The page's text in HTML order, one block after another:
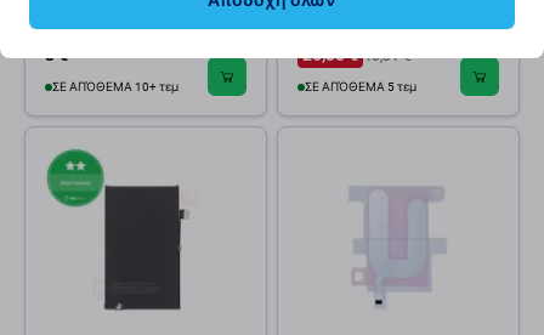
3 €
ΣΕ ΑΠΌΘΕΜΑ 10+ τεμ
26,30 € 40,31 €
ΣΕ ΑΠΌΘΕΜΑ 5 τεμ